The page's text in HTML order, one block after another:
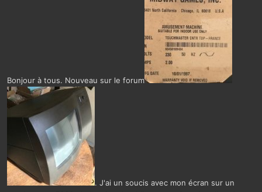
o
n
Bonjour à tous. Nouveau sur le forum
. J'ai un soucis avec mon écran sur un